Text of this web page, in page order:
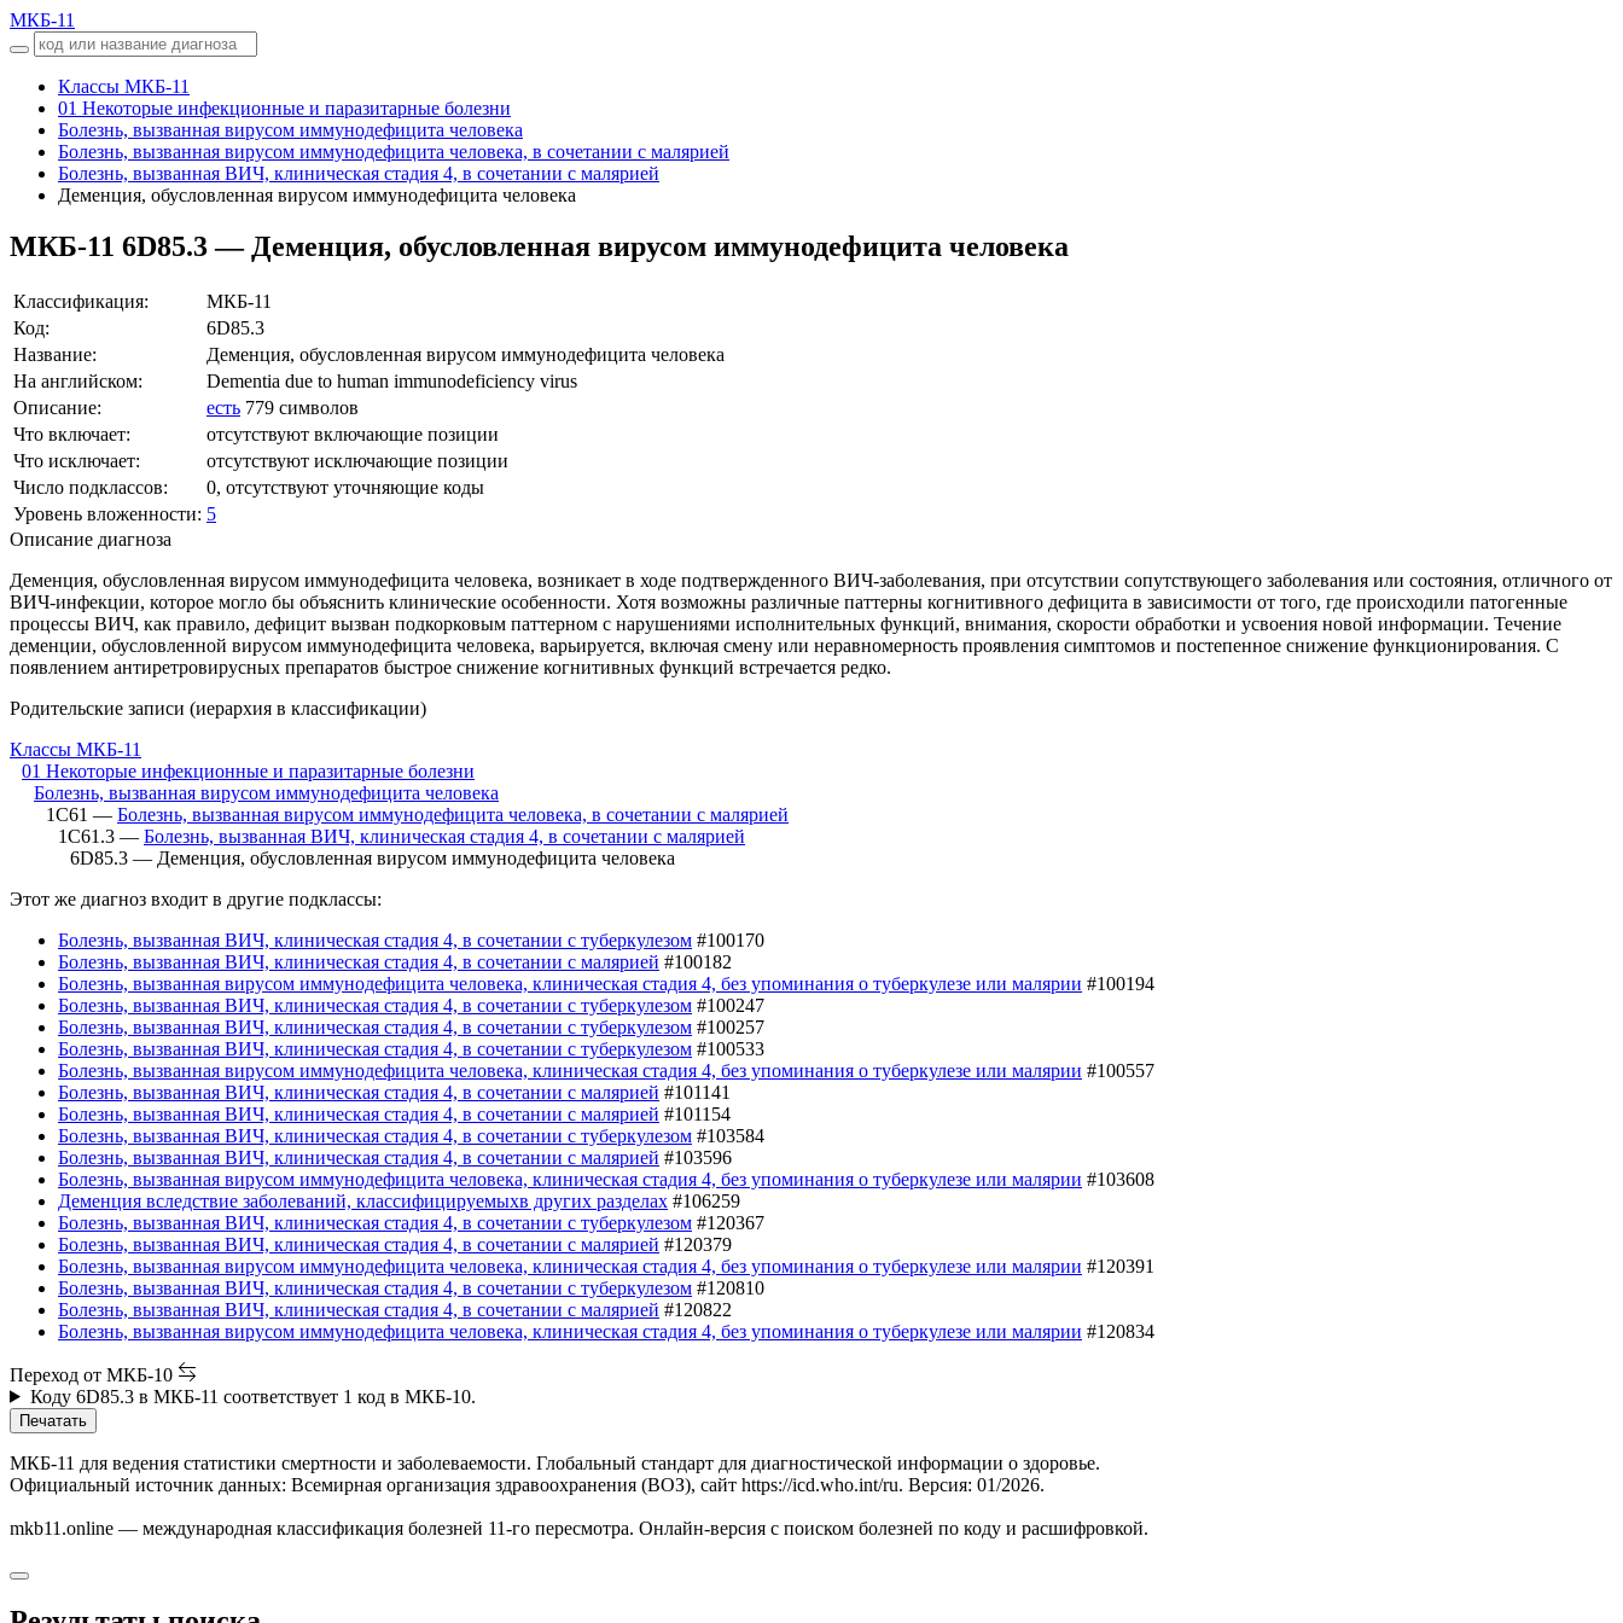
МКБ-11
Классы МКБ-11
01 Некоторые инфекционные и паразитарные болезни
Болезнь, вызванная вирусом иммунодефицита человека
Болезнь, вызванная вирусом иммунодефицита человека, в сочетании с малярией
Болезнь, вызванная ВИЧ, клиническая стадия 4, в сочетании с малярией
Деменция, обусловленная вирусом иммунодефицита человека
МКБ-11 6D85.3 — Деменция, обусловленная вирусом иммунодефицита человека
Классификация:
МКБ-11
Код:
6D85.3
Название:
Деменция, обусловленная вирусом иммунодефицита человека
На английском:
Dementia due to human immunodeficiency virus
Описание:
есть 779 символов
Что включает:
отсутствуют включающие позиции
Что исключает:
отсутствуют исключающие позиции
Число подклассов:
0, отсутствуют уточняющие коды
Уровень вложенности: 5
Описание диагноза
Деменция, обусловленная вирусом иммунодефицита человека, возникает в ходе подтвержденного ВИЧ-заболевания, при отсутствии сопутствующего заболевания или состояния, отличного от
ВИЧ-инфекции, которое могло бы объяснить клинические особенности. Хотя возможны различные паттерны когнитивного дефицита в зависимости от того, где происходили патогенные
процессы ВИЧ, как правило, дефицит вызван подкорковым паттерном с нарушениями исполнительных функций, внимания, скорости обработки и усвоения новой информации. Течение
деменции, обусловленной вирусом иммунодефицита человека, варьируется, включая смену или неравномерность проявления симптомов и постепенное снижение функционирования. С
появлением антиретровирусных препаратов быстрое снижение когнитивных функций встречается редко.
Родительские записи (иерархия в классификации)
Классы МКБ-11
01 Некоторые инфекционные и паразитарные болезни
Болезнь, вызванная вирусом иммунодефицита человека
1C61 — Болезнь, вызванная вирусом иммунодефицита человека, в сочетании с малярией
1C61.3 — Болезнь, вызванная ВИЧ, клиническая стадия 4, в сочетании с малярией
6D85.3 — Деменция, обусловленная вирусом иммунодефицита человека
Этот же диагноз входит в другие подклассы:
Болезнь, вызванная ВИЧ, клиническая стадия 4, в сочетании с туберкулезом #100170
Болезнь, вызванная ВИЧ, клиническая стадия 4, в сочетании с малярией #100182
Болезнь, вызванная вирусом иммунодефицита человека, клиническая стадия 4, без упоминания о туберкулезе или малярии #100194
Болезнь, вызванная ВИЧ, клиническая стадия 4, в сочетании с туберкулезом #100247
Болезнь, вызванная ВИЧ, клиническая стадия 4, в сочетании с туберкулезом #100257
Болезнь, вызванная ВИЧ, клиническая стадия 4, в сочетании с туберкулезом #100533
Болезнь, вызванная вирусом иммунодефицита человека, клиническая стадия 4, без упоминания о туберкулезе или малярии #100557
Болезнь, вызванная ВИЧ, клиническая стадия 4, в сочетании с малярией #101141
Болезнь, вызванная ВИЧ, клиническая стадия 4, в сочетании с малярией #101154
Болезнь, вызванная ВИЧ, клиническая стадия 4, в сочетании с туберкулезом #103584
Болезнь, вызванная ВИЧ, клиническая стадия 4, в сочетании с малярией #103596
Болезнь, вызванная вирусом иммунодефицита человека, клиническая стадия 4, без упоминания о туберкулезе или малярии #103608
Деменция вследствие заболеваний, классифицируемыхв других разделах #106259
Болезнь, вызванная ВИЧ, клиническая стадия 4, в сочетании с туберкулезом #120367
Болезнь, вызванная ВИЧ, клиническая стадия 4, в сочетании с малярией #120379
Болезнь, вызванная вирусом иммунодефицита человека, клиническая стадия 4, без упоминания о туберкулезе или малярии #120391
Болезнь, вызванная ВИЧ, клиническая стадия 4, в сочетании с туберкулезом #120810
Болезнь, вызванная ВИЧ, клиническая стадия 4, в сочетании с малярией #120822
Болезнь, вызванная вирусом иммунодефицита человека, клиническая стадия 4, без упоминания о туберкулезе или малярии #120834
Переход от МКБ-10
Коду 6D85.3 в МКБ-11 соответствует 1 код в МКБ-10.
Печатать
МКБ-11 для ведения статистики смертности и заболеваемости. Глобальный стандарт для диагностической информации о здоровье.
Официальный источник данных: Всемирная организация здравоохранения (ВОЗ), сайт https://icd.who.int/ru. Версия: 01/2026.
mkb11.online — международная классификация болезней 11-го пересмотра. Онлайн-версия с поиском болезней по коду и расшифровкой.